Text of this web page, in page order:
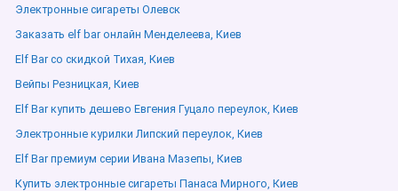
Электронные сигареты Олевск
Заказать elf bar онлайн Менделеева, Киев
Elf Bar со скидкой Тихая, Киев
Вейпы Резницкая, Киев
Elf Bar купить дешево Евгения Гуцало переулок, Киев
Электронные курилки Липский переулок, Киев
Elf Bar премиум серии Ивана Мазепы, Киев
Купить электронные сигареты Панаса Мирного, Киев